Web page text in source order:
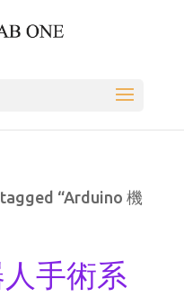
“Arduino 機
手術系